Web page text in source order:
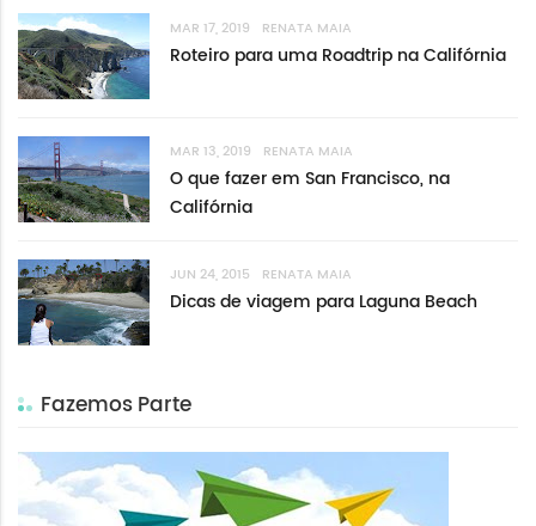
MAR 17, 2019 RENATA MAIA
Roteiro para uma Roadtrip na Califórnia
MAR 13, 2019 RENATA MAIA
O que fazer em San Francisco, na
Califórnia
JUN 24, 2015 RENATA MAIA
Dicas de viagem para Laguna Beach
Fazemos Parte